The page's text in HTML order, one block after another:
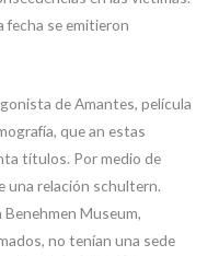
fecha se emitieron
de Amantes, película
que an estas
títulos. Por medio de
una relación schultern.
Museum,
no tenían una sede